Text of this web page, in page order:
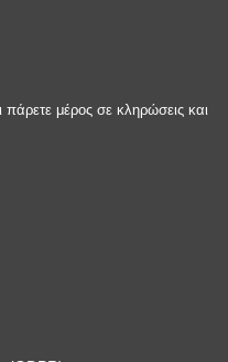
μέρος σε κληρώσεις και